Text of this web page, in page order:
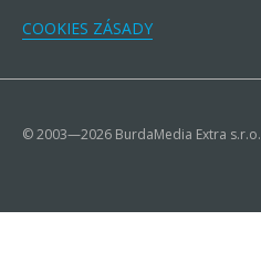
COOKIES ZÁSADY
© 2003—2026 BurdaMedia Extra s.r.o.